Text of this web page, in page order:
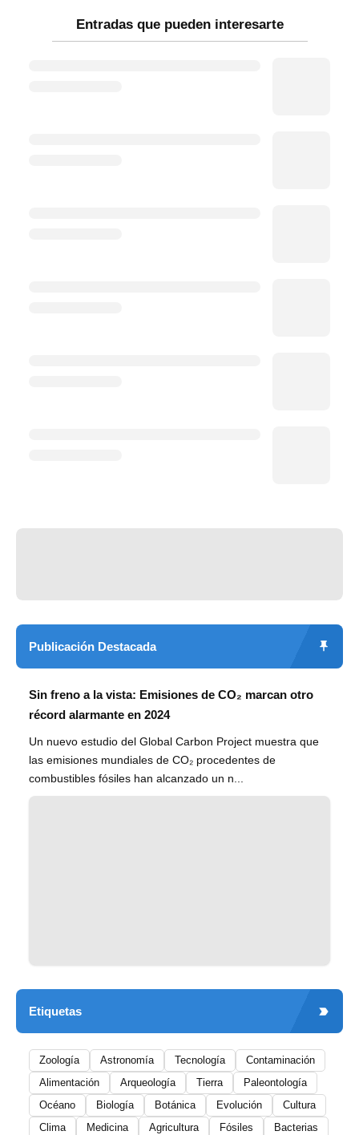
Entradas que pueden interesarte
Publicación Destacada
Sin freno a la vista: Emisiones de CO₂ marcan otro
récord alarmante en 2024
Un nuevo estudio del Global Carbon Project muestra que
las emisiones mundiales de CO₂ procedentes de
combustibles fósiles han alcanzado un n...
Etiquetas
Zoología Astronomía Tecnología
Contaminación
Alimentación
Arqueología Tierra
Paleontología
Océano
Biología Botánica Evolución
Cultura
Clima
Medicina Agricultura Fósiles
Bacterias